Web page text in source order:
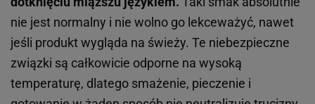
nie jest normalny i nie wolno go lekceważyć, nawet
jeśli produkt wygląda na świeży. Te niebezpieczne
związki są całkowicie odporne na wysoką
temperaturę, dlatego smażenie, pieczenie i